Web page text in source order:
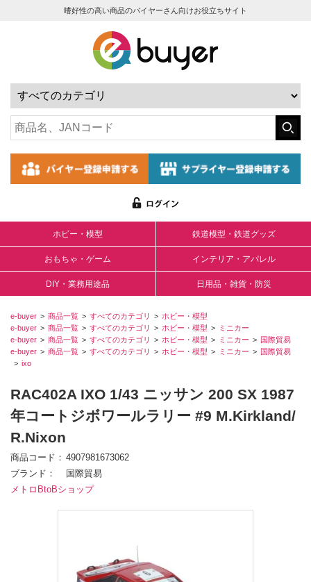
嗜好性の高い商品のバイヤーさん向けお役立ちサイト
ホビー・模型 鉄道模型・鉄道グッズ
おもちゃ・ゲーム インテリア・アパレル
DIY・業務用途品 日用品・雑貨・防災
e-buyer 商品一覧 すべてのカテゴリ
ホビー・模型
e-buyer
商品一覧 すべてのカテゴリ ホビー・模型
ミニカー
e-buyer
商品一覧 すべてのカテゴリ ホビー・模型 ミニカー
国際貿易
e-buyer
商品一覧 すべてのカテゴリ ホビー・模型 ミニカー
国際貿易
ixo
RAC402A IXO 1/43 ニッサン 200 SX 1987
年コートジボワールラリー #9 M.Kirkland/
R.Nixon
商品コード
4907981673062
ブランド
国際貿易
メトロBtoBショップ